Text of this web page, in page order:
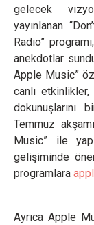
gelecek
yayınlanan
Radio”
anekdotlar
Apple Music”
canlı
Temmuz
Music” ile
gelişiminde
programlara
Ayrıca Apple